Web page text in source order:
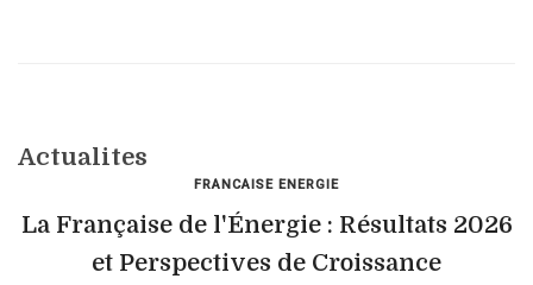
Actualites
FRANCAISE ENERGIE
La Française de l'Énergie : Résultats 2026
et Perspectives de Croissance